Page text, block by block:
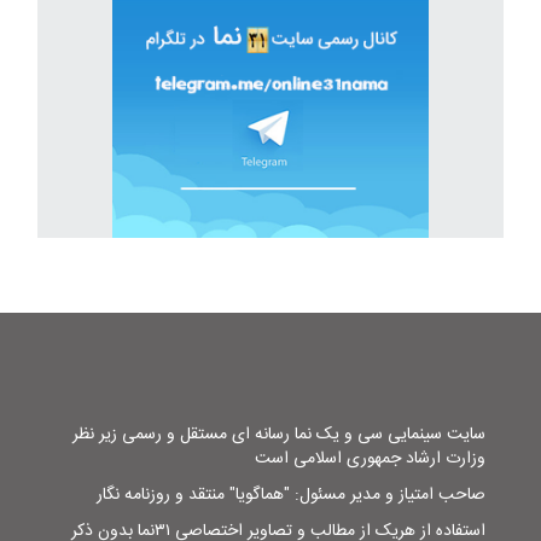
سایت سینمایی سی و یک نما رسانه ای مستقل و رسمی زیر نظر
وزارت ارشاد جمهوری اسلامی است
صاحب امتیاز و مدیر مسئول: "هماگویا" منتقد و روزنامه نگار
استفاده از هریک از مطالب و تصاویر اختصاصی ۳۱نما بدون ذکر